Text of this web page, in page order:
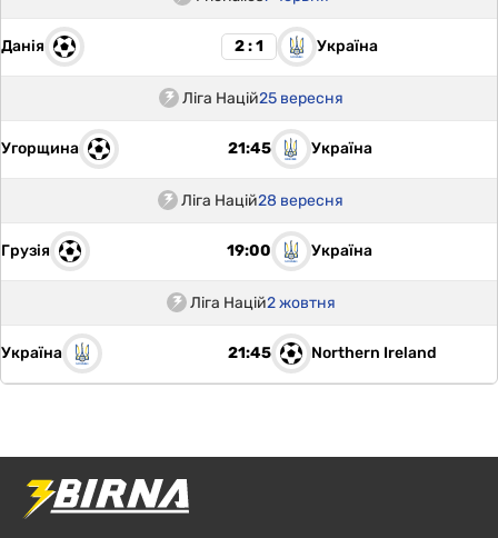
Данія 2 : 1 Україна
Ліга Націй25 вересня
Угорщина 21:45 Україна
Ліга Націй28 вересня
Грузія 19:00 Україна
Ліга Націй2 жовтня
Україна 21:45 Northern Ireland